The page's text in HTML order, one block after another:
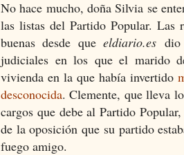
No hace mucho, doña Silvia se
las listas del Partido Popular.Las
buenas desde queeldiario.es
judiciales en los que el marido
vivienda en la que había invertido
desconocida. Clemente, que lleva
cargos que debe al Partido
de la oposición que su partido
fuego amigo.